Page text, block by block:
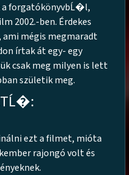
a forgatókönyvbĹ�l,
2002.-ben. Érdekes
mégis megmaradt
írtak át egy- egy
csak meg milyen is lett
születik meg.
ezt a filmet, mióta
rajongó volt és